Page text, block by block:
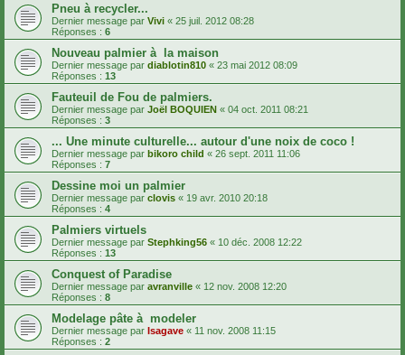
Pneu à recycler...
Dernier message par Vivi « 25 juil. 2012 08:28
Réponses : 6
Nouveau palmier à la maison
Dernier message par diablotin810 « 23 mai 2012 08:09
Réponses : 13
Fauteuil de Fou de palmiers.
Dernier message par Joël BOQUIEN « 04 oct. 2011 08:21
Réponses : 3
... Une minute culturelle... autour d'une noix de coco !
Dernier message par bikoro child « 26 sept. 2011 11:06
Réponses : 7
Dessine moi un palmier
Dernier message par clovis « 19 avr. 2010 20:18
Réponses : 4
Palmiers virtuels
Dernier message par Stephking56 « 10 déc. 2008 12:22
Réponses : 13
Conquest of Paradise
Dernier message par avranville « 12 nov. 2008 12:20
Réponses : 8
Modelage pâte à modeler
Dernier message par Isagave « 11 nov. 2008 11:15
Réponses : 2